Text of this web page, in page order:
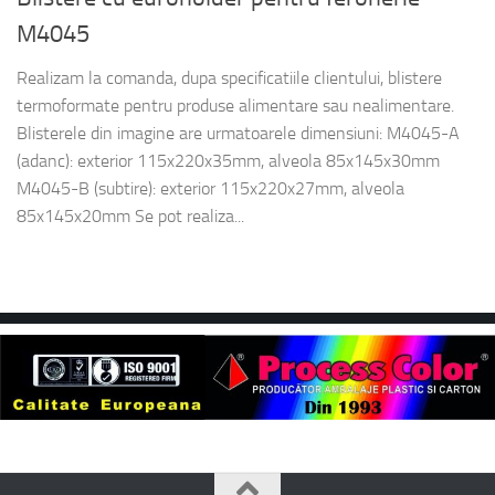
M4045
Realizam la comanda, dupa specificatiile clientului, blistere
termoformate pentru produse alimentare sau nealimentare.
Blisterele din imagine are urmatoarele dimensiuni: M4045-A
(adanc): exterior 115x220x35mm, alveola 85x145x30mm
M4045-B (subtire): exterior 115x220x27mm, alveola
85x145x20mm Se pot realiza...